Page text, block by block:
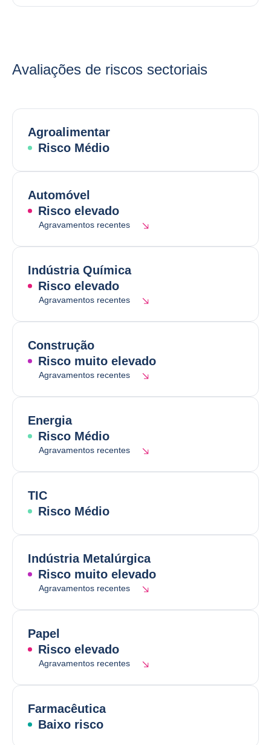
Avaliações de riscos sectoriais
Agroalimentar
Risco Médio
Automóvel
Risco elevado
Agravamentos recentes
Indústria Química
Risco elevado
Agravamentos recentes
Construção
Risco muito elevado
Agravamentos recentes
Energia
Risco Médio
Agravamentos recentes
TIC
Risco Médio
Indústria Metalúrgica
Risco muito elevado
Agravamentos recentes
Papel
Risco elevado
Agravamentos recentes
Farmacêutica
Baixo risco